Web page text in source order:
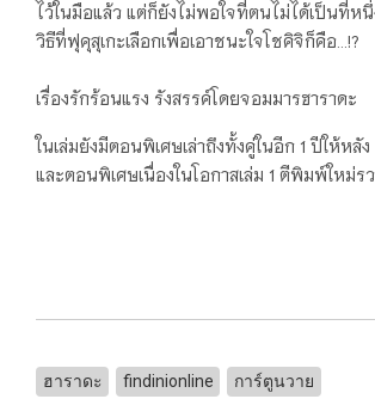
ไว้ในมือแล้ว แต่ก็ยังไม่พอใจที่ตนไม่ได้เป็นที่หนึ่
วิธีที่ฟุคุสุเกะเลือกเพื่อเอาชนะใจโชคิจิก็คือ…!?
เรื่องรักร้อนแรง รังสรรค์โดยจอมมารฮาราดะ
ในเล่มยังมีตอนพิเศษเล่าถึงทั้งคู่ในอีก 1 ปีให้หลัง
และตอนพิเศษเนื่องในโอกาสเล่ม 1 ตีพิมพ์ใหม่ร
ฮาราดะ findinionline การ์ตูนวาย